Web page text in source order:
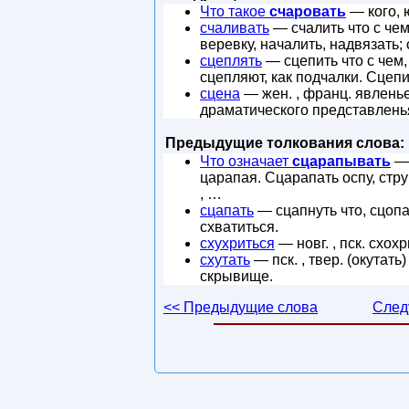
Что такое счаровать — кого,
счаливать — счалить что с
веревку, началить,
сцеплять — сцепить что с чем,
сцепляют, как подчалки.
сцена — жен. , франц.
драматического
Предыдущие толкования слова:
Что означает сцарапывать —
царапая. Сцарапать оспу,
, …
сцапать — сцапнуть что,
схватиться.
схухриться — новг. , пск.
схутать — пск. , твер.
скрывище.
<< Предыдущие слова